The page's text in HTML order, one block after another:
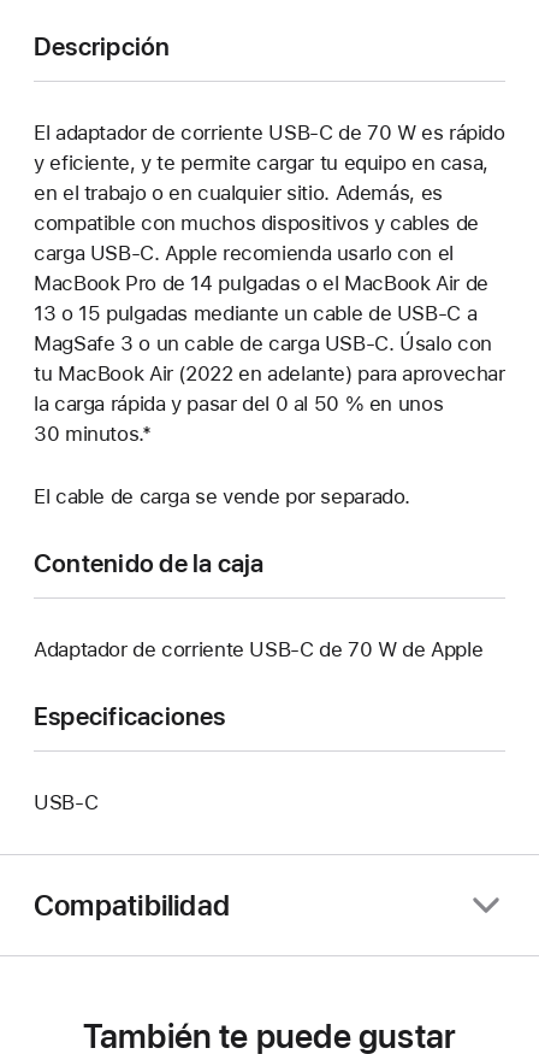
Descripción
El adaptador de corriente USB‑C de 70 W es rápido
y eficiente, y te permite cargar tu equipo en casa,
en el trabajo o en cualquier sitio. Además, es
compatible con muchos dispositivos y cables de
carga USB‑C. Apple recomienda usarlo con el
MacBook Pro de 14 pulgadas o el MacBook Air de
13 o 15 pulgadas mediante un cable de USB‑C a
MagSafe 3 o un cable de carga USB‑C. Úsalo con
tu MacBook Air (2022 en adelante) para aprovechar
la carga rápida y pasar del 0 al 50 % en unos
30 minutos.*
El cable de carga se vende por separado.
Contenido de la caja
Adaptador de corriente USB‑C de 70 W de Apple
Especificaciones
USB‑C
Compatibilidad
También te puede gustar